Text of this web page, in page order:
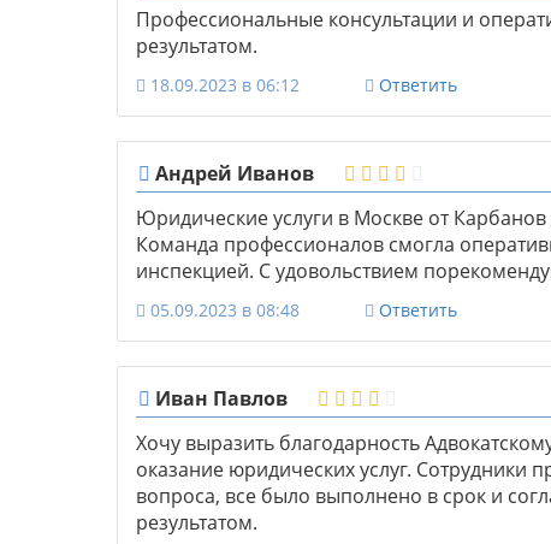
Профессиональные консультации и
результатом.
18.09.2023 в 06:12 Ответить
Андрей Иванов
Юридические услуги в Москве от
Команда профессионалов смогла
инспекцией. С удовольствием
05.09.2023 в 08:48 Ответить
Иван Павлов
Хочу выразить благодарность
оказание юридических услуг.
вопроса, все было выполнено в срок и
результатом.